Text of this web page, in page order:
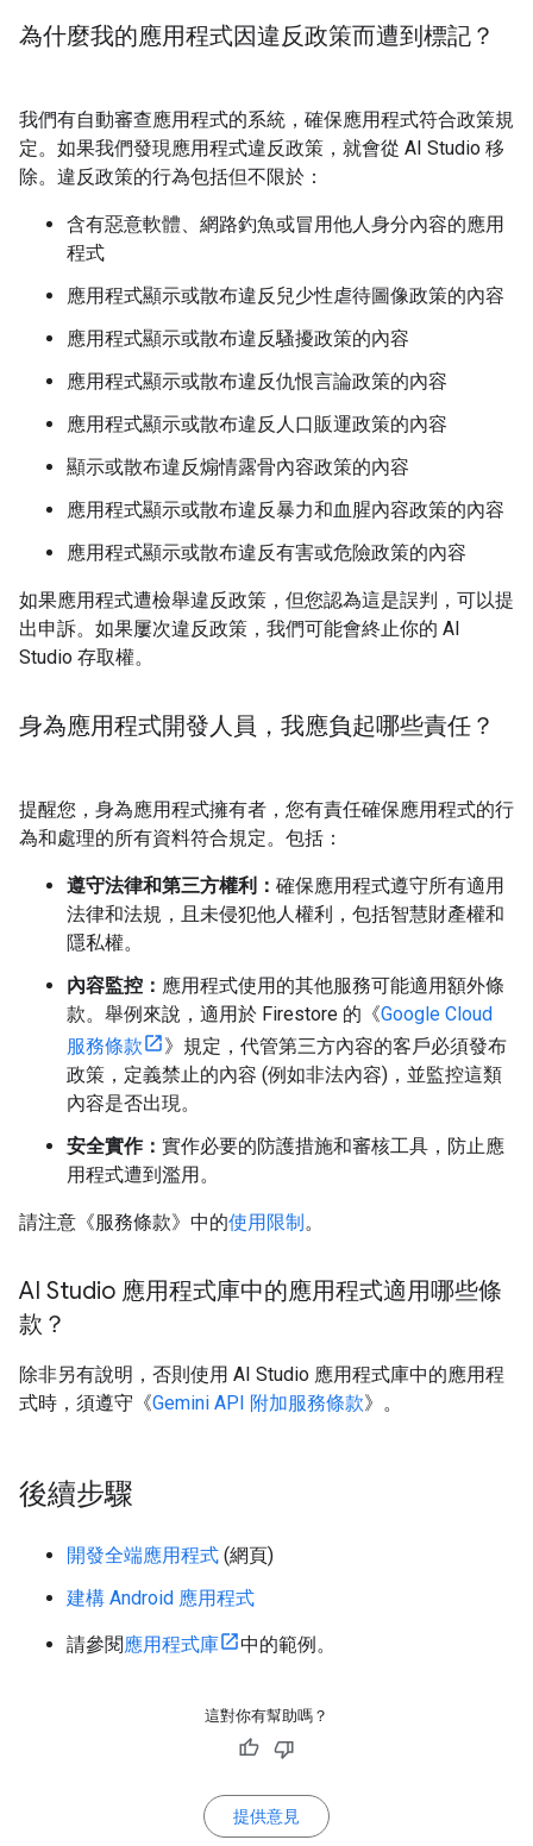
為什麼我的應用程式因違反政策而遭到標記？
我們有自動審查應用程式的系統，確保應用程式符合政策規
定。如果我們發現應用程式違反政策，就會從 AI Studio 移
除。違反政策的行為包括但不限於：
含有惡意軟體、網路釣魚或冒用他人身分內容的應用
程式
應用程式顯示或散布違反兒少性虐待圖像政策的內容
應用程式顯示或散布違反騷擾政策的內容
應用程式顯示或散布違反仇恨言論政策的內容
應用程式顯示或散布違反人口販運政策的內容
顯示或散布違反煽情露骨內容政策的內容
應用程式顯示或散布違反暴力和血腥內容政策的內容
應用程式顯示或散布違反有害或危險政策的內容
如果應用程式遭檢舉違反政策，但您認為這是誤判，可以提
出申訴。如果屢次違反政策，我們可能會終止你的 AI
Studio 存取權。
身為應用程式開發人員，我應負起哪些責任？
提醒您，身為應用程式擁有者，您有責任確保應用程式的行
為和處理的所有資料符合規定。包括：
遵守法律和第三方權利： 確保應用程式遵守所有適用
法律和法規，且未侵犯他人權利，包括智慧財產權和
隱私權。
內容監控： 應用程式使用的其他服務可能適用額外條
款。舉例來說，適用於 Firestore 的《Google Cloud
服務條款
》規定，代管第三方內容的客戶必須發布
政策，定義禁止的內容 (例如非法內容)，並監控這類
內容是否出現。
安全實作： 實作必要的防護措施和審核工具，防止應
用程式遭到濫用。
請注意《服務條款》中的使用限制。
AI Studio 應用程式庫中的應用程式適用哪些條
款？
除非另有說明，否則使用 AI Studio 應用程式庫中的應用程
式時，須遵守《Gemini API 附加服務條款》。
後續步驟
開發全端應用程式 (網頁)
建構 Android 應用程式
請參閱應用程式庫 中的範例。
這對你有幫助嗎？
提供意見